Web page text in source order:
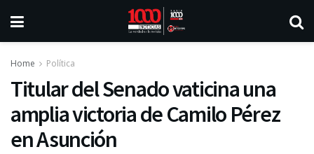
Home Política
Titular del Senado vaticina una
amplia victoria de Camilo Pérez
en Asunción